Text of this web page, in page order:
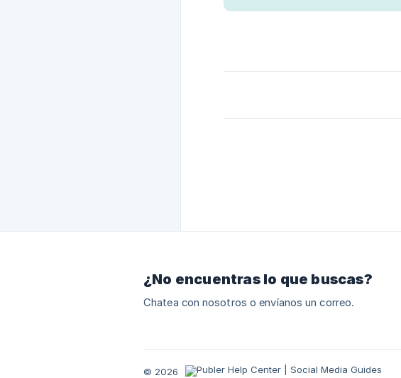
¿No encuentras lo que buscas?
Chatea con nosotros o envíanos un correo.
© 2026